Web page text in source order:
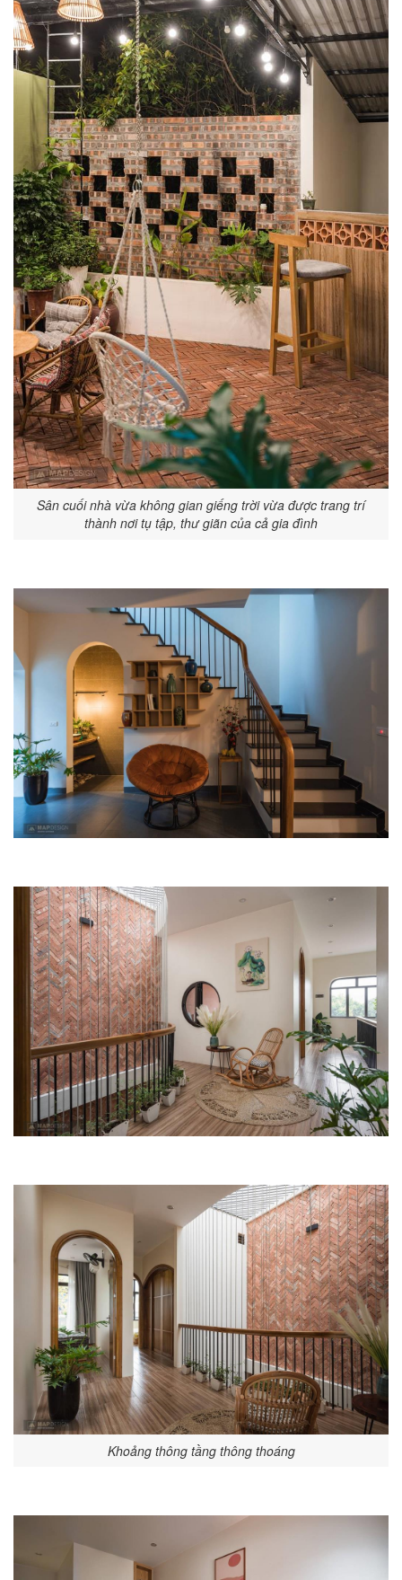
Sân cuối nhà vừa không gian giếng trời vừa được trang trí
thành nơi tụ tập, thư giãn của cả gia đình
Khoảng thông tầng thông thoáng